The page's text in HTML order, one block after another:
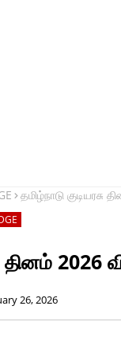
தமிழ்நாடு குடியரசு
தினம்
26, 2026